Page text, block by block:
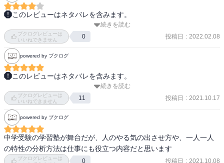
このレビューはネタバレを含みます。
知り合いの塾の先生が読んでいて面白いとのことで
読んでみることに。
塾業界のことや、受験に関してリアリティを感じつつ、
その中で闘っている保護者、講師、そしてこどもたちの様子が魅力
的に描かれている。
黒木蔵人は、善か悪か。
続きを読む
ブクログレビューは
いいねできません
0 投稿日 : 2022.02.08
powered by ブクログ
このレビューはネタバレを含みます。
ンガ、ンガンガ。（面白かった）ンガンガンガ、ンガ。（校長が真
面目な顔でンガと言うのが面白かった。）原始人のことばなんだと
か。ンガ。（よくわからない・・・）
続きを読む
ブクログレビューは
いいねできません
11 投稿日 : 2021.10.17
powered by ブクログ
中学受験の学習塾が舞台だが、人のやる気の出させ方や、一人一人
の特性の分析方法は仕事にも役立つ内容だと思います
ブクログレビューは
0 投稿日 : 2021.10.08